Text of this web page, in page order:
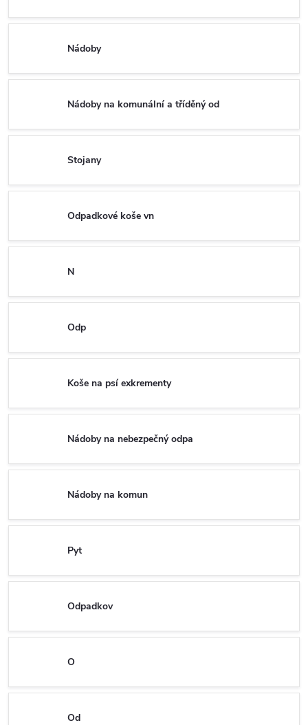
Nádoby
Nádoby na komunální a tříděný od
Stojany
Odpadkové koše vn
N
Odp
Koše na psí exkrementy
Nádoby na nebezpečný odpa
Nádoby na komun
Pyt
Odpadkov
O
Od